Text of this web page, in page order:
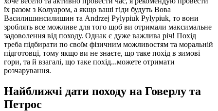
їх разом з Колуаром, а якщо ваші гіди будуть Вова
Василишинсилишин та Andrzej Pylypiuk Pylypiuk, то вони
зроблять все можливе для того щоб ви отримали максимальне
задоволення від походу. Однак є дуже важлива річ! Похід
треба підбирати по своїм фізичним можливостям та моральній
підготовці, тому якщо ви не знаєте, що таке похід в зимові
гори, та й взагалі, що таке похід...можете отримати
розчарування.
Найближчі дати походу на Говерлу та
Петрос